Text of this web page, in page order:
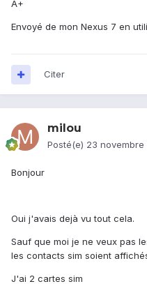
À+
Envoyé de mon Nexus 7 en
Citer
milou
Posté(e) 23 novembre
Bonjour
Oui j'avais dejà vu tout cela.
Sauf que moi je ne veux pas
les contacts sim soient
J'ai 2 cartes sim